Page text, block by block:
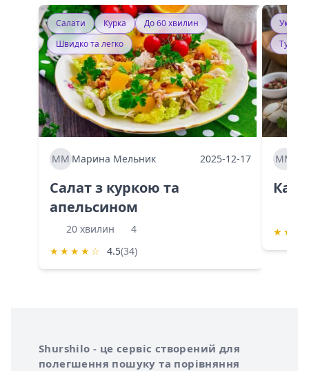
Салати Курка
До 60 хвилин
Швидко та легко
ММ Марина Мельник 2025-12-17
Салат з куркою та
апельсином
20 хвилин
4
★ ★ ★ ★ ☆ 4.5(34)
ММ
★ ★
Про сервіс Shurshilo
Shurshilo - це сервіс створений для
полегшення пошуку та порівняння